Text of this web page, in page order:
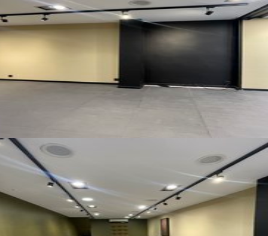
Voir toutes photos